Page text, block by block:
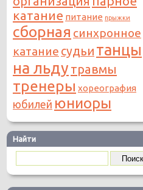
катание питание прыжки
сборная синхронное
катание судьи танцы
на льду травмы
тренеры хореография
юбилей юниоры
Найти